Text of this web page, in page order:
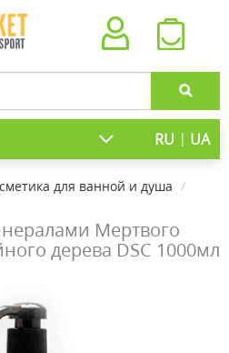
RU | UA
для ванной и душа
Мертвого
дерева DSC 1000мл